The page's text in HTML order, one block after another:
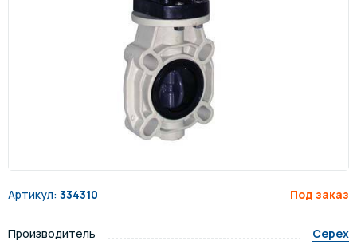
Артикул: 334310 Под заказ
Производитель
Cepex